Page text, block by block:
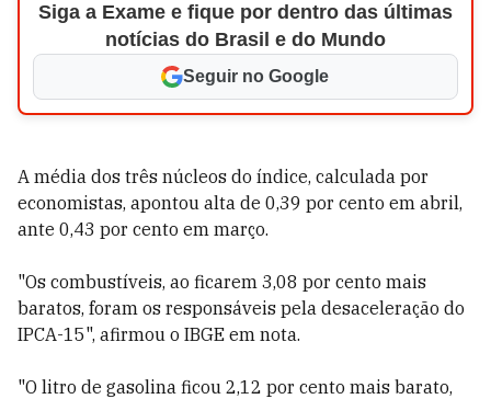
Siga a Exame e fique por dentro das últimas
notícias do Brasil e do Mundo
Seguir no Google
A média dos três núcleos do índice, calculada por
economistas, apontou alta de 0,39 por cento em abril,
ante 0,43 por cento em março.
"Os combustíveis, ao ficarem 3,08 por cento mais
baratos, foram os responsáveis pela desaceleração do
IPCA-15", afirmou o IBGE em nota.
"O litro de gasolina ficou 2,12 por cento mais barato,